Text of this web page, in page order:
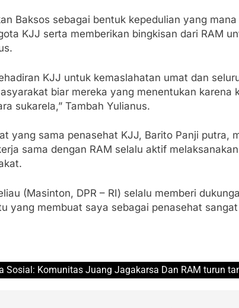
Baksos sebagai bentuk kepedulian yang
KJJ serta memberikan bingkisan dari RAM
KJJ untuk kemaslahatan umat dan
biar mereka yang menentukan karena
sukarela,” Tambah Yulianus.
yang sama penasehat KJJ, Barito Panji putra,
sama dengan RAM selalu aktif
(Masinton, DPR – RI) selalu memberi
yang membuat saya sebagai penasehat
Sosial: Komunitas Juang Jagakarsa Dan RAM turun